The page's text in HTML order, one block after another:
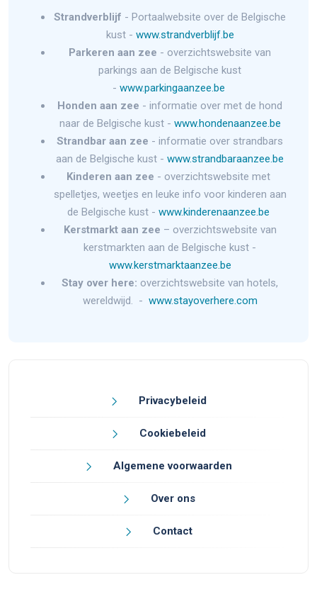
Strandverblijf - Portaalwebsite over de Belgische
kust - www.strandverblijf.be
Parkeren aan zee - overzichtswebsite van
parkings aan de Belgische kust
- www.parkingaanzee.be
Honden aan zee - informatie over met de hond
naar de Belgische kust - www.hondenaanzee.be
Strandbar aan zee - informatie over strandbars
aan de Belgische kust - www.strandbaraanzee.be
Kinderen aan zee - overzichtswebsite met
spelletjes, weetjes en leuke info voor kinderen aan
de Belgische kust - www.kinderenaanzee.be
Kerstmarkt aan zee – overzichtswebsite van
kerstmarkten aan de Belgische kust -
www.kerstmarktaanzee.be
Stay over here: overzichtswebsite van hotels,
wereldwijd. - www.stayoverhere.com
Privacybeleid
Cookiebeleid
Algemene voorwaarden
Over ons
Contact